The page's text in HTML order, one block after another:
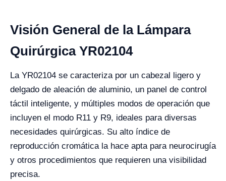
Visión General de la Lámpara
Quirúrgica YR02104
La YR02104 se caracteriza por un cabezal ligero y
delgado de aleación de aluminio, un panel de control
táctil inteligente, y múltiples modos de operación que
incluyen el modo R11 y R9, ideales para diversas
necesidades quirúrgicas. Su alto índice de
reproducción cromática la hace apta para neurocirugía
y otros procedimientos que requieren una visibilidad
precisa.